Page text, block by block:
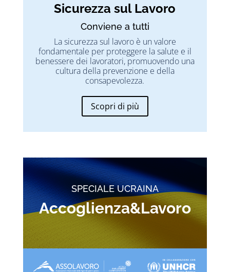
Sicurezza sul Lavoro
Conviene a tutti
La sicurezza sul lavoro è un valore
fondamentale per proteggere la salute e il
benessere dei lavoratori, promuovendo una
cultura della prevenzione e della
consapevolezza.
Scopri di più
SPECIALE UCRAINA
Accoglienza&Lavoro